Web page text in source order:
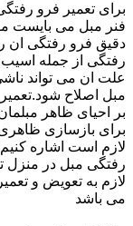
برای تعمیر فرو
فنر مبل می بایست
دقیق فرو رفتگی ان
رفتگی از جمله
علت ان می تواند
مبل اصلاح
بر احیای ظاهر
برای بازسازی
لازم است اشاره
رفتگی مبل در منزل
لازم به تعویض و
می باشد